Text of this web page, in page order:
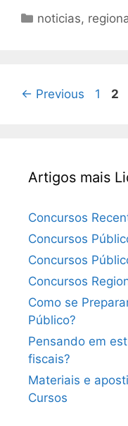
Categorias
noticias,
← Previous Page
1 2
Artigos mais
Concursos
Concursos
Concursos
Concursos
Como se
Público?
Pensando em
fiscais?
Materiais e
Cursos